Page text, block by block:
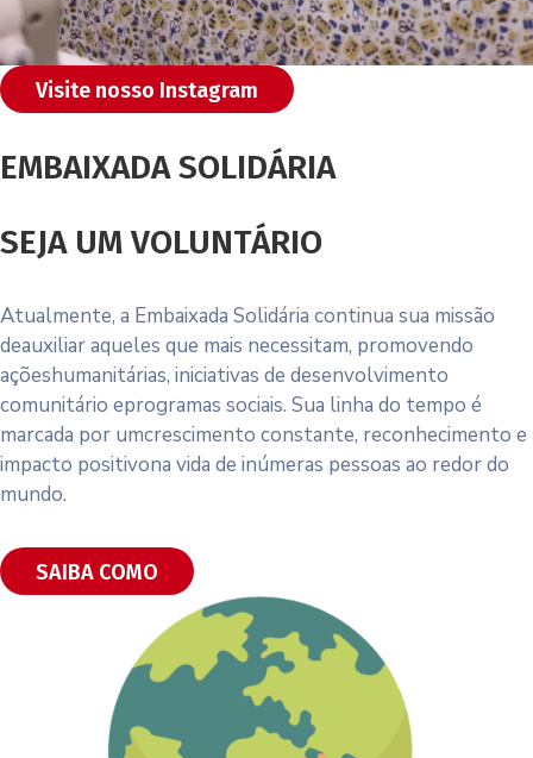
Visite nosso Instagram
EMBAIXADA SOLIDÁRIA
SEJA UM VOLUNTÁRIO
Atualmente, a Embaixada Solidária continua sua missão
deauxiliar aqueles que mais necessitam, promovendo
açõeshumanitárias, iniciativas de desenvolvimento
comunitário eprogramas sociais. Sua linha do tempo é
marcada por umcrescimento constante, reconhecimento e
impacto positivona vida de inúmeras pessoas ao redor do
mundo.
SAIBA COMO